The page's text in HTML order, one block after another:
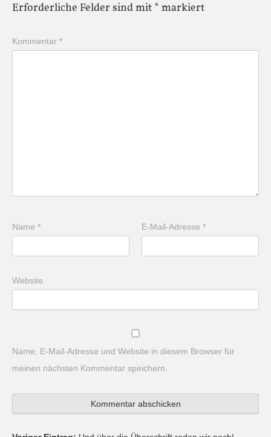
Erforderliche Felder sind mit * markiert
Kommentar *
Name * E-Mail-Adresse*
Website
Name, E-Mail-Adresse und Website in diesem Browser für
meinen nächsten Kommentar speichern.